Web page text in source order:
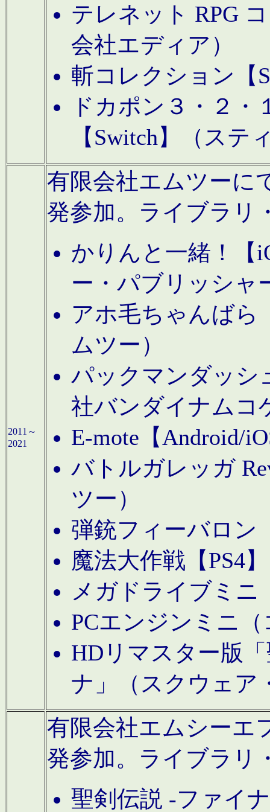
テレネット RPG
会社エディア）
斬コレクション【
ドカポン３・２
【Switch】（ステ
2011～
2021
有限会社エムツーに
発参加。ライブラリ
かりんと一緒！【
ー・パブリッシャ
アホ毛ちゃんばら
ムツー）
パックマンダッシ
社バンダイナムコ
E-mote【Android/
バトルガレッガ
ツー）
弾銃フィーバロン
魔法大作戦【PS4
メガドライブミニ
PCエンジンミニ
HDリマスター版
ナ」（スクウェア
有限会社エムシーエ
発参加。ライブラリ
聖剣伝説 -ファイ